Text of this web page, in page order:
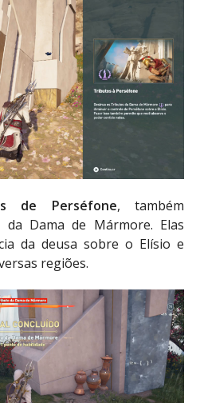
de Perséfone, também
Dama de Mármore. Elas
da deusa sobre o Elísio e
regiões.